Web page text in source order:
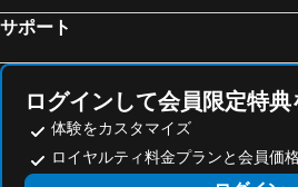
Csepreg, spa hotels
サポート
ログインして会員限定特
体験をカスタマイズ
ロイヤルティ料金プランと会員価